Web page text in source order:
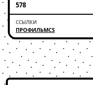
578
ПРОФИЛЬMCS